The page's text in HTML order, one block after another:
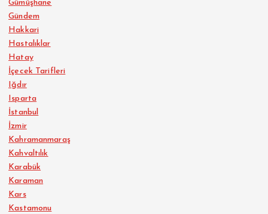
Gümüşhane
Gündem
Hakkari
Hastalıklar
Hatay
İçecek Tarifleri
Iğdır
Isparta
İstanbul
İzmir
Kahramanmaraş
Kahvaltılık
Karabük
Karaman
Kars
Kastamonu